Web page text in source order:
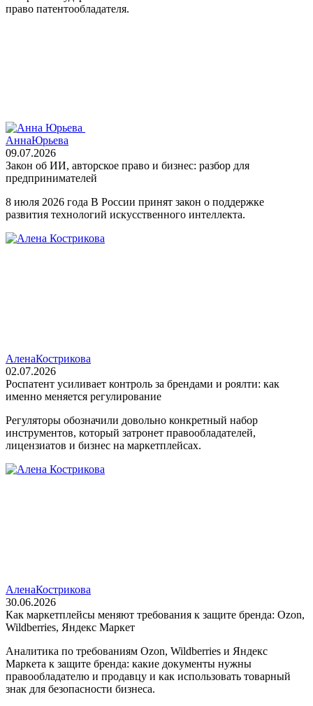
право патентообладателя.
АннаЮрьева
09.07.2026
Закон об ИИ, авторское право и бизнес: разбор для
предпринимателей
8 июля 2026 года В России принят закон о поддержке
развития технологий искусственного интеллекта.
АленаКострикова
02.07.2026
Роспатент усиливает контроль за брендами и роялти: как
именно меняется регулирование
Регуляторы обозначили довольно конкретный набор
инструментов, который затронет правообладателей,
лицензиатов и бизнес на маркетплейсах.
АленаКострикова
30.06.2026
Как маркетплейсы меняют требования к защите бренда: Ozon,
Wildberries, Яндекс Маркет
Аналитика по требованиям Ozon, Wildberries и Яндекс
Маркета к защите бренда: какие документы нужны
правообладателю и продавцу и как использовать товарный
знак для безопасности бизнеса.